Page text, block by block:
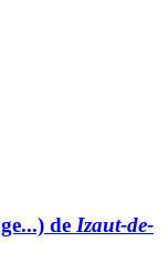
de Izaut-de-